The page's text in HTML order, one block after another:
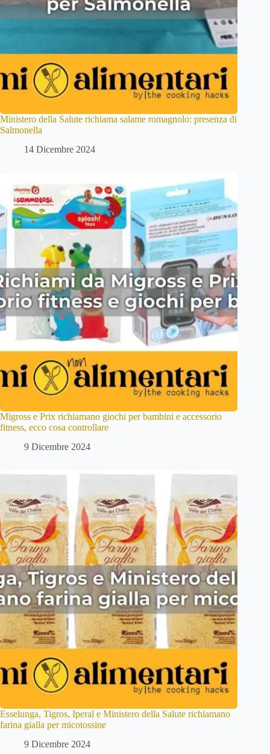
Ministero della Salute richiama salame romagnolo: presenza di
Salmonella
14 Dicembre 2024
Migross e Prix richiamano giochi per bambini e accessorio
fitness, ecco cosa controllare
9 Dicembre 2024
Esselunga, Tigros, Iperal e Ministero della Salute richiamano
farina gialla per micotossine
9 Dicembre 2024